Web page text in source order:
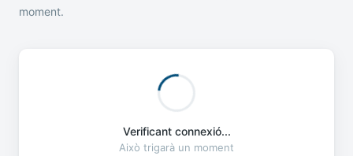
moment.
Verificant connexió...
Això trigarà un moment